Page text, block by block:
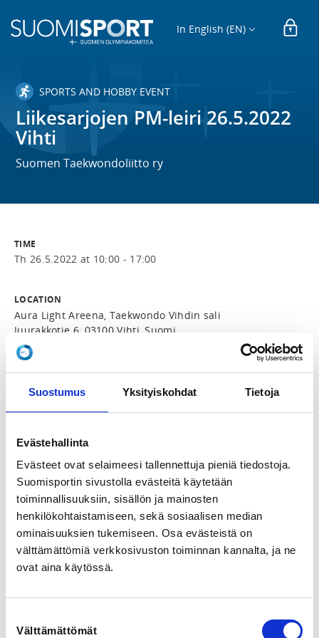
Suostumus Yksityiskohdat Tietoja
Evästehallinta
Evästeet ovat selaimeesi tallennettuja pieniä tiedostoja.
Suomisportin sivustolla evästeitä käytetään
toiminnallisuuksiin, sisällön ja mainosten
henkilökohtaistamiseen, sekä sosiaalisen median
ominaisuuksien tukemiseen. Osa evästeistä on
välttämättömiä verkkosivuston toiminnan kannalta, ja ne
ovat aina käytössä.
valinta
Välttämättömät
In English (EN)
SPORTS AND HOBBY EVENT
Liikesarjojen PM-leiri 26.5.2022
Vihti
Suomen Taekwondoliitto ry
TIME
Th 26.5.2022 at 10:00 - 17:00
LOCATION
Aura Light Areena, Taekwondo Vihdin sali
Juurakkotie 6, 03100 Vihti, Suomi
View map
Vihti
SPORTS
REGISTRATION PERIOD
Th 14.4.2022 at 13:30 - We 25.5.2022 at 18:00
PRICE
Koko leiri 40,00 €